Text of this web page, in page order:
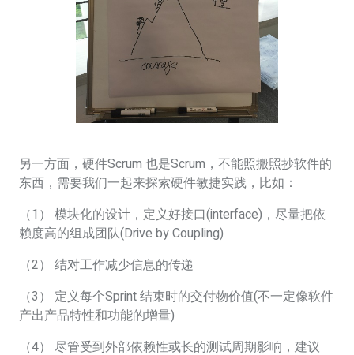
另一方面，硬件Scrum 也是Scrum，不能照搬照抄软件的
东西，需要我们一起来探索硬件敏捷实践，比如：
（1） 模块化的设计，定义好接口(interface)，尽量把依
赖度高的组成团队(Drive by Coupling)
（2） 结对工作减少信息的传递
（3） 定义每个Sprint 结束时的交付物价值(不一定像软件
产出产品特性和功能的增量)
（4） 尽管受到外部依赖性或长的测试周期影响，建议